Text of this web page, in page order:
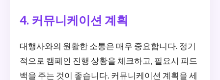
4. 커뮤니케이션 계획
대행사와의 원활한 소통은 매우 중요합니다. 정기
적으로 캠페인 진행 상황을 체크하고, 필요시 피드
백을 주는 것이 좋습니다. 커뮤니케이션 계획을 세